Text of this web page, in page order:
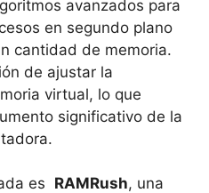
avanzados para
en segundo ⁤plano
cantidad de memoria.
‌de ajustar⁣ la
⁢virtual, lo que
significativo de la
es RAMRush, una